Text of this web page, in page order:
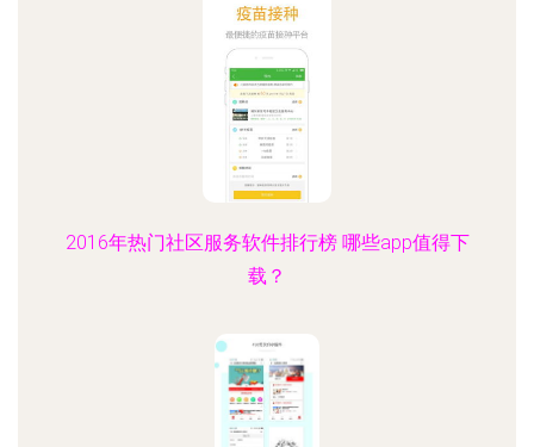
2016年热门社区服务软件排行榜 哪些app值得下
载？